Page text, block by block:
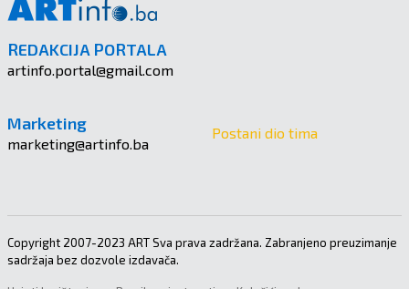
REDAKCIJA PORTALA
artinfo.portal@gmail.com
Marketing
marketing@artinfo.ba
Postani dio tima
Copyright 2007-2023 ART Sva prava zadržana. Zabranjeno preuzimanje
sadržaja bez dozvole izdavača.